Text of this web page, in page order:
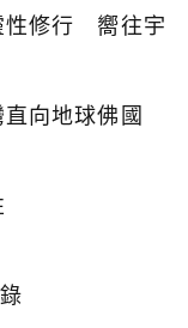
性修行 嚮往宇
向地球佛國